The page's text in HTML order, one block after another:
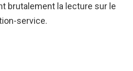
brutalement la lecture sur le
service.